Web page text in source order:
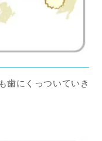
歯にくっついていき